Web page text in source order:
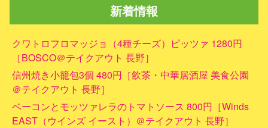
新着情報
クワトロフロマッジョ（4種チーズ）ピッツァ 1280円
［BOSCO＠テイクアウト 長野］
信州焼き小籠包3個 480円［飲茶・中華居酒屋 美食公園
＠テイクアウト 長野］
ベーコンとモッツァレラのトマトソース 800円［Winds
EAST（ウインズ イースト）＠テイクアウト 長野］